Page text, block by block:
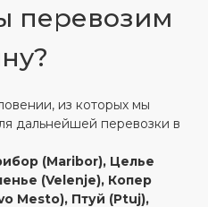
перевозим
из которых мы
дальнейшей перевозки в
(Maribor), Целье
(Velenje), Копер
Mesto), Птуй (Ptuj),